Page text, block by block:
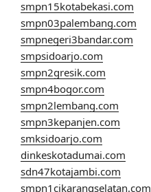
smpn15kotabekasi.com
smpn03palembang.com
smpnegeri3bandar.com
smpsidoarjo.com
smpn2gresik.com
smpn4bogor.com
smpn2lembang.com
smpn3kepanjen.com
smksidoarjo.com
dinkeskotadumai.com
sdn47kotajambi.com
smpn1cikarangselatan.com